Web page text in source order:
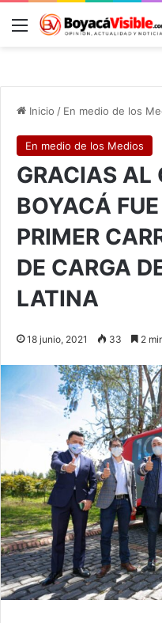
Menú
Inicio / En medio de los
En medio de los Medios
GRACIAS AL
BOYACÁ
PRIMER
DE CARGA
LATINA
18 junio, 2021 33 2